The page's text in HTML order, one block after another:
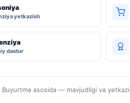
yetkazish
dastur
Buyurtma asosida — mavjudligi va